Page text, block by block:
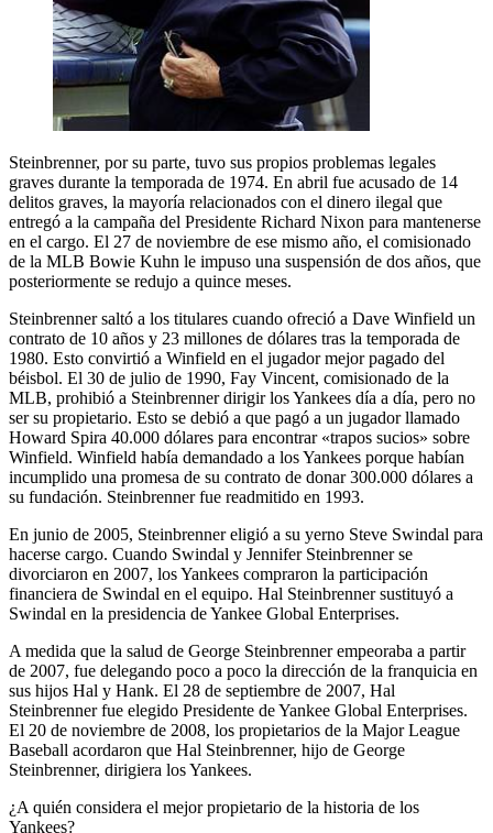
Steinbrenner, por su parte, tuvo sus propios problemas legales
graves durante la temporada de 1974. En abril fue acusado de 14
delitos graves, la mayoría relacionados con el dinero ilegal que
entregó a la campaña del Presidente Richard Nixon para mantenerse
en el cargo. El 27 de noviembre de ese mismo año, el comisionado
de la MLB Bowie Kuhn le impuso una suspensión de dos años, que
posteriormente se redujo a quince meses.
Steinbrenner saltó a los titulares cuando ofreció a Dave Winfield un
contrato de 10 años y 23 millones de dólares tras la temporada de
1980. Esto convirtió a Winfield en el jugador mejor pagado del
béisbol. El 30 de julio de 1990, Fay Vincent, comisionado de la
MLB, prohibió a Steinbrenner dirigir los Yankees día a día, pero no
ser su propietario. Esto se debió a que pagó a un jugador llamado
Howard Spira 40.000 dólares para encontrar «trapos sucios» sobre
Winfield. Winfield había demandado a los Yankees porque habían
incumplido una promesa de su contrato de donar 300.000 dólares a
su fundación. Steinbrenner fue readmitido en 1993.
En junio de 2005, Steinbrenner eligió a su yerno Steve Swindal para
hacerse cargo. Cuando Swindal y Jennifer Steinbrenner se
divorciaron en 2007, los Yankees compraron la participación
financiera de Swindal en el equipo. Hal Steinbrenner sustituyó a
Swindal en la presidencia de Yankee Global Enterprises.
A medida que la salud de George Steinbrenner empeoraba a partir
de 2007, fue delegando poco a poco la dirección de la franquicia en
sus hijos Hal y Hank. El 28 de septiembre de 2007, Hal
Steinbrenner fue elegido Presidente de Yankee Global Enterprises.
El 20 de noviembre de 2008, los propietarios de la Major League
Baseball acordaron que Hal Steinbrenner, hijo de George
Steinbrenner, dirigiera los Yankees.
¿A quién considera el mejor propietario de la historia de los
Yankees?